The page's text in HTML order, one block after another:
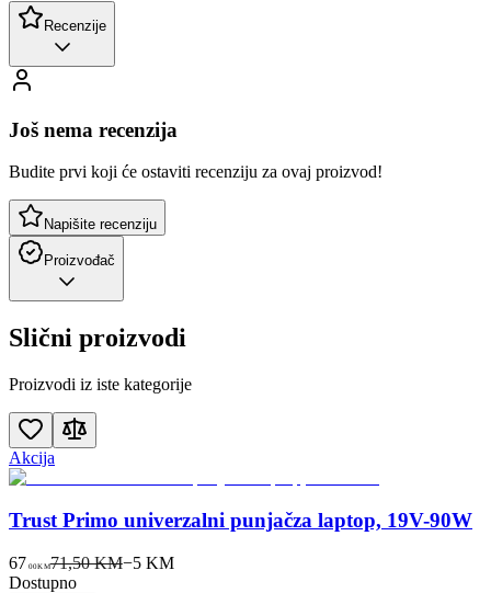
Recenzije
Još nema recenzija
Budite prvi koji će ostaviti recenziju za ovaj proizvod!
Napišite recenziju
Proizvođač
Slični proizvodi
Proizvodi iz iste kategorije
Akcija
Trust Primo univerzalni punjačza laptop, 19V-90W
67 00KM71,50 KM−5KM
Dostupno